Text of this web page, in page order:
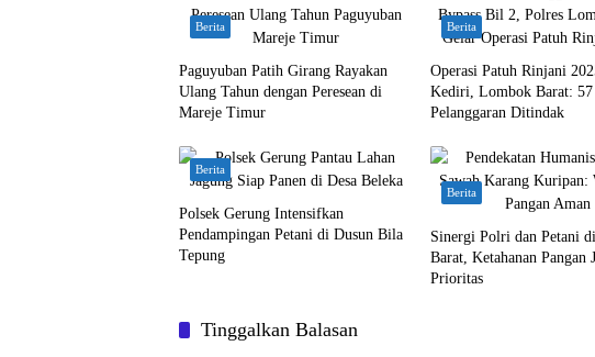
Berita
Paguyuban Patih Girang Rayakan
Ulang Tahun dengan Peresean di
Mareje Timur
Berita
Operasi Patuh Rinjani
Kediri, Lombok Barat: 57
Pelanggaran Ditindak
Berita
Polsek Gerung Intensifkan
Pendampingan Petani di Dusun Bila
Tepung
Berita
Sinergi Polri dan Petani
Barat, Ketahanan Pangan
Prioritas
Tinggalkan Balasan